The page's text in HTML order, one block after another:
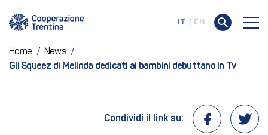
IT EN
Home / News /
Gli Squeez di Melinda dedicati ai bambini debuttano in Tv
Condividi il link su: